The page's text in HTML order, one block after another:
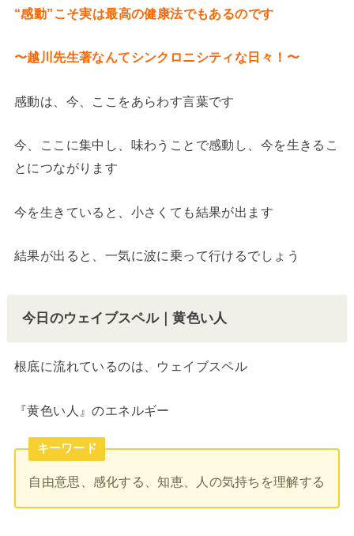
“感動”こそ実は最高の健康法でもあるのです
〜越川先生著なんてシンクロニシティな日々！〜
感動は、今、ここをあらわす言葉です
今、ここに集中し、味わうことで感動し、今を生きるこ
とにつながります
今を生きていると、小さくても結果が出ます
結果が出ると、一気に波に乗って行けるでしょう
今日のウェイブスペル｜黄色い人
根底に流れているのは、ウェイブスペル
『黄色い人』のエネルギー
キーワード
自由意思、感化する、知恵、人の気持ちを理解する